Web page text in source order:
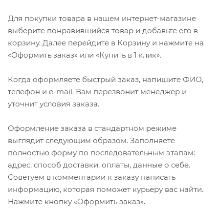
Для покупки товара в нашем интернет-магазине
выберите понравившийся товар и добавьте его в
корзину. Далее перейдите в Корзину и нажмите на
«Оформить заказ» или «Купить в 1 клик».
Когда оформляете быстрый заказ, напишите ФИО,
телефон и e-mail. Вам перезвонит менеджер и
уточнит условия заказа.
Оформление заказа в стандартном режиме
выглядит следующим образом. Заполняете
полностью форму по последовательным этапам:
адрес, способ доставки, оплаты, данные о себе.
Советуем в комментарии к заказу написать
информацию, которая поможет курьеру вас найти.
Нажмите кнопку «Оформить заказ».